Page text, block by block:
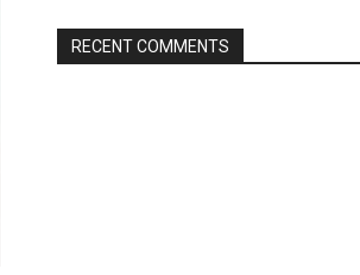
RECENT COMMENTS